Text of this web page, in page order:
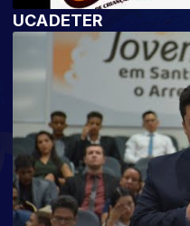
UCADETER